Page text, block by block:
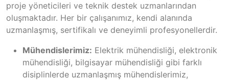
proje yöneticileri ve teknik destek uzmanlarından
oluşmaktadır. Her bir çalışanımız, kendi alanında
uzmanlaşmış, sertifikalı ve deneyimli profesyonellerdir.
Mühendislerimiz: Elektrik mühendisliği, elektronik
mühendisliği, bilgisayar mühendisliği gibi farklı
disiplinlerde uzmanlaşmış mühendislerimiz,